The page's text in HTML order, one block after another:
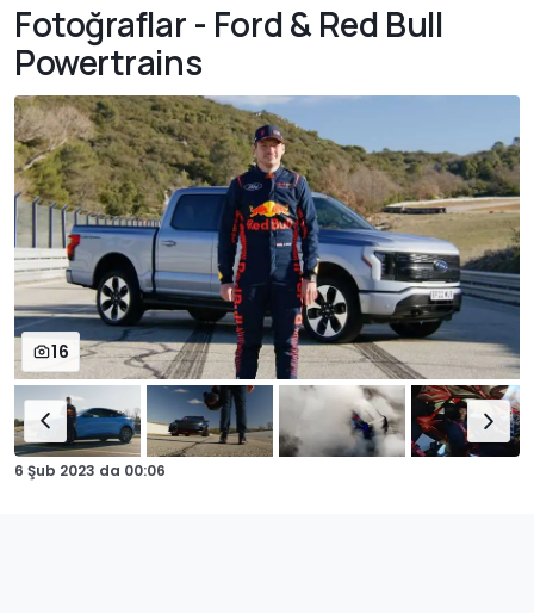
Fotoğraflar - Ford & Red Bull
Powertrains
16
6 Şub 2023 da 00:06